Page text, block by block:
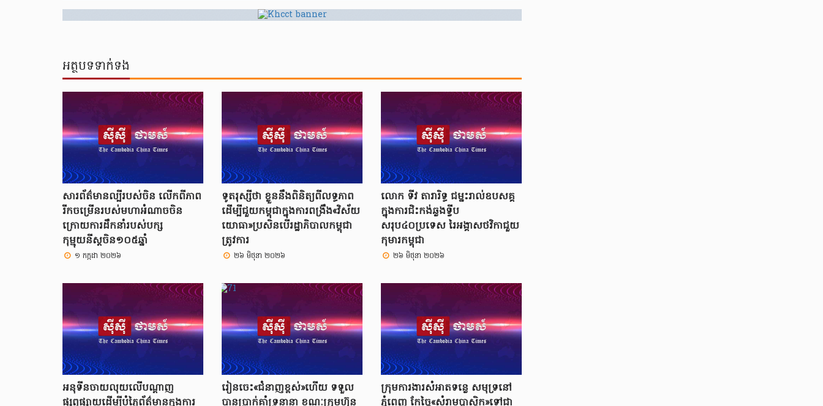
អត្ថបទទាក់ទង
សារព័ត៌មានល្បីរបស់ចិន លើកពីភាព
រីកចម្រើនរបស់មហាអំណាចចិន
ក្រោយការដឹកនាំរបស់បក្ស
កុម្មុយនីស្តចិន១០៥ឆ្នាំ
១ កក្កដា ២០២៦
ទូតរុស្សីថា ខ្លួននឹងពិនិត្យពីលទ្ធភាព
ដើម្បីជួយកម្ពុជាក្នុងការពង្រឹង«វិស័យ
យោធា»ប្រសិនបើរដ្ឋាភិបាលកម្ពុជា
ត្រូវការ
២៦ មិថុនា ២០២៦
លោក ទីវ តារារិទ្ធ ជម្នះរាល់ឧបសគ្គ
ក្នុងការជិះកង់ឆ្លងទ្វីប
សរុប៤០ប្រទេស រៃអង្គាសថវិកាជួយ
កុមារកម្ពុជា
២៦ មិថុនា ២០២៦
អនុទីនចាយលុយលើបណ្ដាញ
ផ្សព្វផ្សាយដើម្បីបំភ្លៃព័ត៌មានក្នុងការ
រៀនចេះ«ជំនាញខ្ពស់»ហើយ ទទួល
បានប្រាក់គាំទ្រនានា ខណៈក្រុមហ៊ុន
ក្រុមការងារសំអាតទន្លេ សមុទ្រនៅ
ភ្នំពេញ កែច្នៃ«សំរាមប្លាស្ទិក»ទៅជា